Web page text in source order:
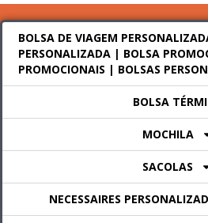
BOLSA DE VIAGEM
PERSONALIZADA | BOLSA
PROMOCIONAIS | BOLSAS
BOLSA
MOCHILA
SACOLAS
NECESSAIRES